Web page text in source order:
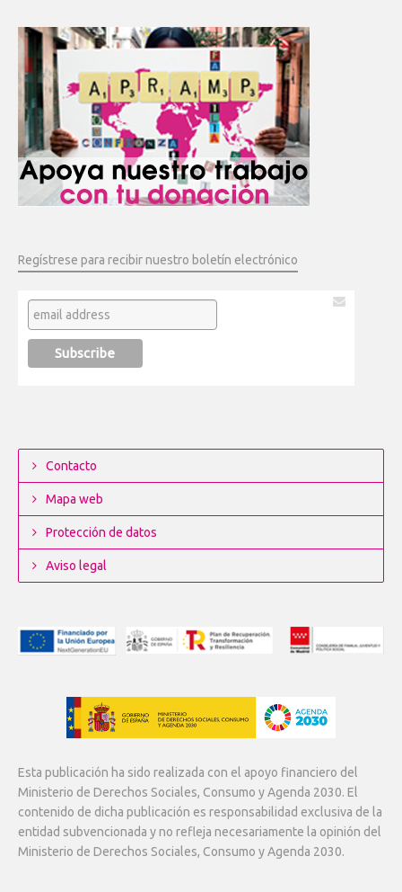
Regístrese para recibir nuestro boletín electrónico
Contacto
Mapa web
Protección de datos
Aviso legal
Esta publicación ha sido realizada con el apoyo financiero del
Ministerio de Derechos Sociales, Consumo y Agenda 2030. El
contenido de dicha publicación es responsabilidad exclusiva de la
entidad subvencionada y no refleja necesariamente la opinión del
Ministerio de Derechos Sociales, Consumo y Agenda 2030.